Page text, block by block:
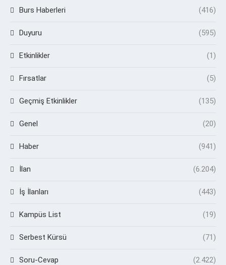
Burs Haberleri (416)
Duyuru (595)
Etkinlikler (1)
Fırsatlar (5)
Geçmiş Etkinlikler (135)
Genel (20)
Haber (941)
İlan (6.204)
İş İlanları (443)
Kampüs List (19)
Serbest Kürsü (71)
Soru-Cevap (2.422)